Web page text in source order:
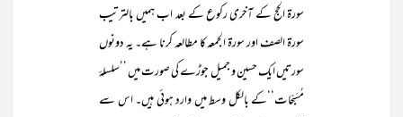
سورۃ الحج کے آخری رکوع کے بعد اب ہمیں بالترتیب
سورۃ الصف اور سورۃ الجمعہ کا مطالعہ کرنا ہے۔ یہ دونوں
سورتیں ایک حسین و جمیل جوڑے کی صورت میں ’’سلسلۂ
مُسَبِّحات‘‘کے بالکل وسط میں وارد ہوئی ہیں۔ اس سے